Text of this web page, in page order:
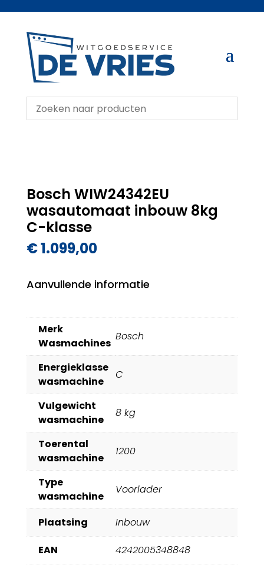
Bosch WIW24342EU
wasautomaat inbouw 8kg
C-klasse
€1.099,00
Aanvullende informatie
Merk
Wasmachines
Bosch
Energieklasse
wasmachine
C
Vulgewicht
wasmachine
8 kg
Toerental
wasmachine
1200
Type
wasmachine
Voorlader
Plaatsing Inbouw
EAN 4242005348848